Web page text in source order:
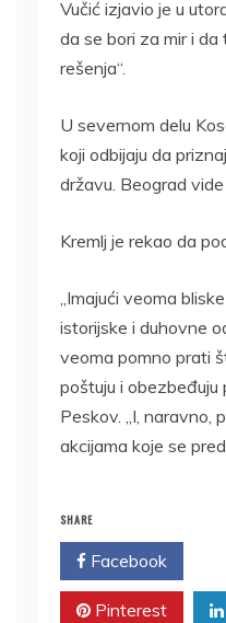
Vučić izjavio je u
da se bori za mir i da
rešenja“.
U severnom delu
koji odbijaju da
državu. Beograd
Kremlj je rekao da
„Imajući veoma
istorijske i duhovne
veoma pomno prati
poštuju i obezbeđuju
Peskov. „I, naravno,
akcijama koje se
SHARE
Facebook
Pinterest